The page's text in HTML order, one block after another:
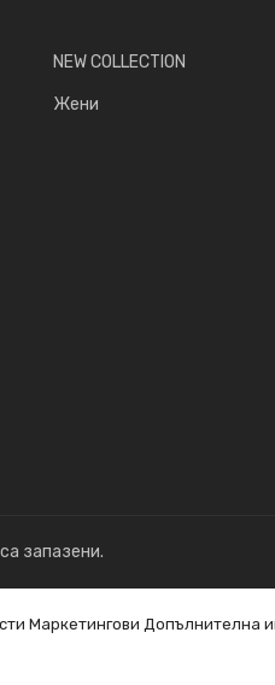
NEW COLLECTION
Жени
запазени.
Маркетингови Допълнителна